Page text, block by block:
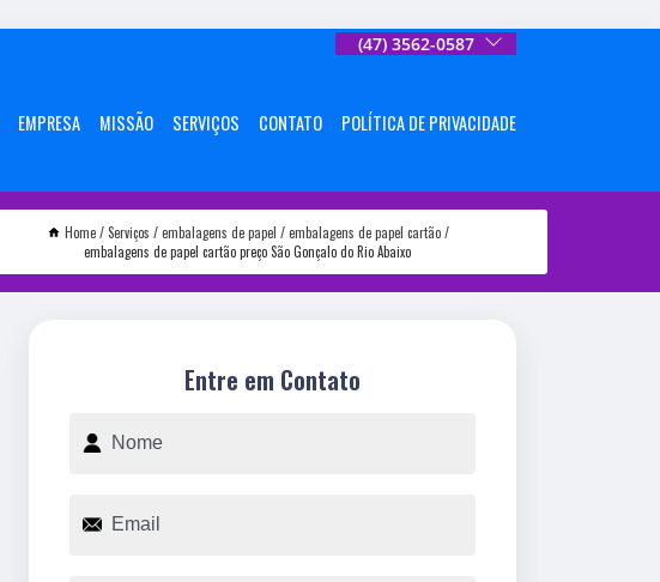
(47) 3562-0587
EMPRESA MISSÃO SERVIÇOS CONTATO POLÍTICA DE PRIVACIDADE
Home Serviços embalagens de papel
embalagens de papel cartão
embalagens de papel cartão preço São Gonçalo do Rio Abaixo
Entre em Contato